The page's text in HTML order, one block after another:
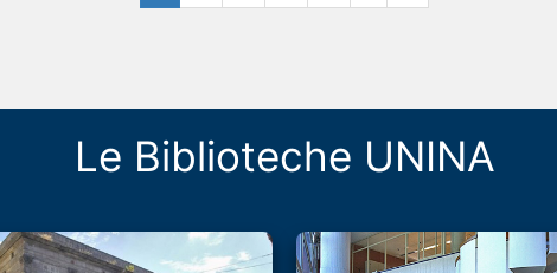
Le Biblioteche UNINA